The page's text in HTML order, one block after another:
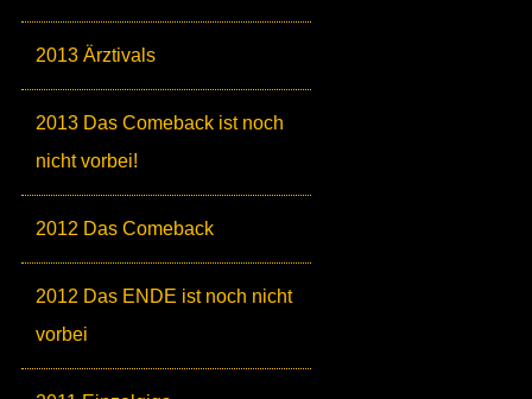
2013 Ärztivals
2013 Das Comeback ist noch
nicht vorbei!
2012 Das Comeback
2012 Das ENDE ist noch nicht
vorbei